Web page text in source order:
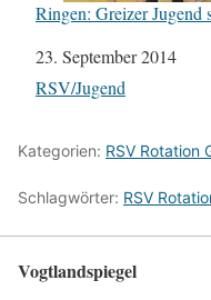
Ringen: Greizer Jugend
Datum
23. September 2014
In Bezug auf
RSV/Jugend
Kategorien: RSV Rotation
Schlagwörter: RSV
Vogtlandspiegel